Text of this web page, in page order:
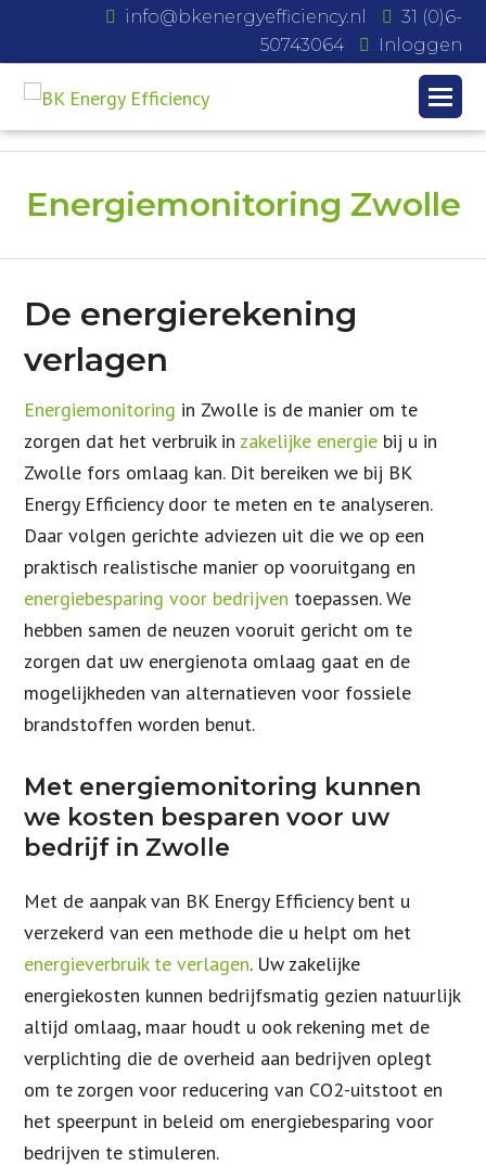
info@bkenergyefficiency.nl
31 (0)6-
50743064
Inloggen
Energiemonitoring Zwolle
De energierekening
verlagen
Energiemonitoring in Zwolle is de manier om te
zorgen dat het verbruik in zakelijke energie bij u in
Zwolle fors omlaag kan. Dit bereiken we bij BK
Energy Efficiency door te meten en te analyseren.
Daar volgen gerichte adviezen uit die we op een
praktisch realistische manier op vooruitgang en
energiebesparing voor bedrijven toepassen. We
hebben samen de neuzen vooruit gericht om te
zorgen dat uw energienota omlaag gaat en de
mogelijkheden van alternatieven voor fossiele
brandstoffen worden benut.
Met energiemonitoring kunnen
we kosten besparen voor uw
bedrijf in Zwolle
Met de aanpak van BK Energy Efficiency bent u
verzekerd van een methode die u helpt om het
energieverbruik te verlagen. Uw zakelijke
energiekosten kunnen bedrijfsmatig gezien natuurlijk
altijd omlaag, maar houdt u ook rekening met de
verplichting die de overheid aan bedrijven oplegt
om te zorgen voor reducering van CO2-uitstoot en
het speerpunt in beleid om energiebesparing voor
bedrijven te stimuleren.